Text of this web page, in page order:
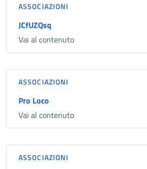
ASSOCIAZIONI
JCfUZQsq
Vai al contenuto
ASSOCIAZIONI
Pro Loco
Vai al contenuto
ASSOCIAZIONI